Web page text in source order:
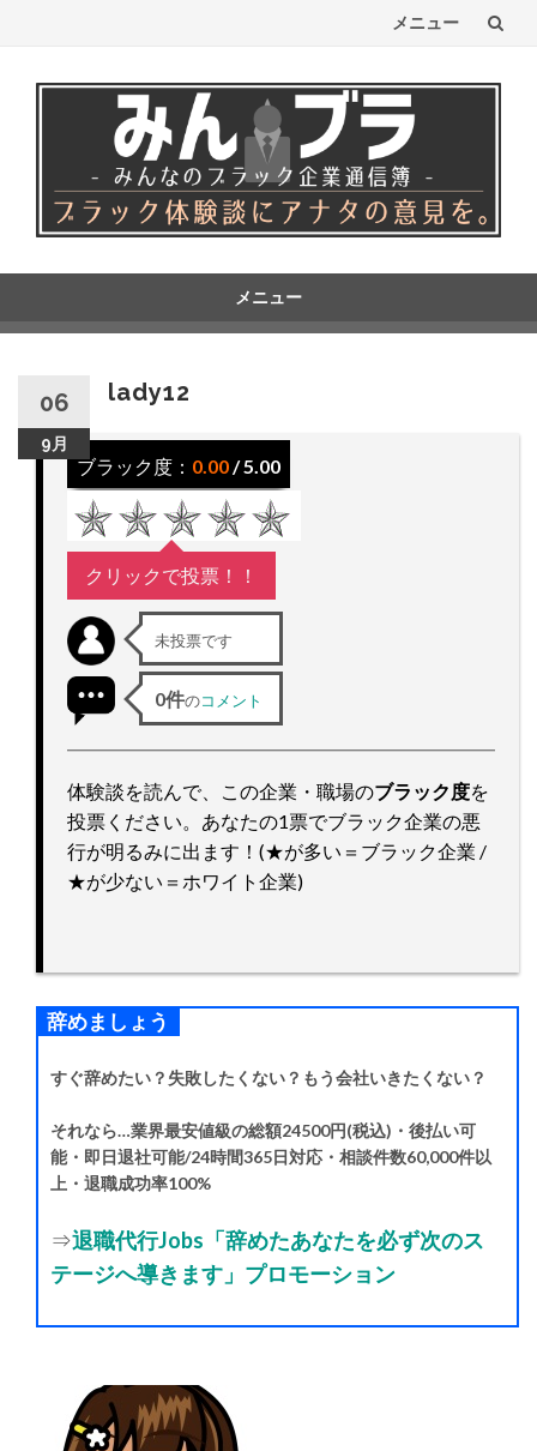
メニュー
ス
ッ
メニュー
コ
06
9月
lady12
ブラック度： 0.00/ 5.00
クリックで投票！！
未投票です
0件のコメント
体験談を読んで、この企業・職場のブラック度を
投票ください。あなたの1票でブラック企業の悪
行が明るみに出ます！(★が多い＝ブラック企業 /
★が少ない＝ホワイト企業)
辞めましょう
すぐ辞めたい？失敗したくない？もう会社いきたくない？
それなら…業界最安値級の総額24500円(税込)・後払い可
能・即日退社可能/24時間365日対応・相談件数60,000件以
上・退職成功率100%
⇒退職代行Jobs「辞めたあなたを必ず次のス
テージへ導きます」プロモーション